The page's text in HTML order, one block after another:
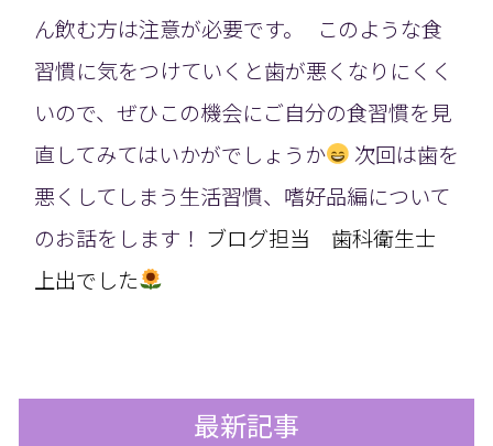
ん飲む方は注意が必要です。 このような食
習慣に気をつけていくと歯が悪くなりにくく
いので、ぜひこの機会にご自分の食習慣を見
直してみてはいかがでしょうか
次回は歯を
悪くしてしまう生活習慣、嗜好品編について
のお話をします！ ブログ担当 歯科衛生士
上出でした
最新記事